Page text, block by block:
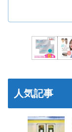
人気記事